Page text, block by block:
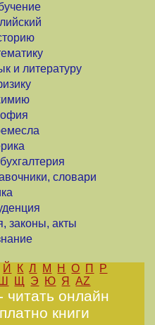
и литературу
словари
законы, акты
Й К Л М Н О П
Р
Ш Щ Э Ю Я AZ
онлайн
книги